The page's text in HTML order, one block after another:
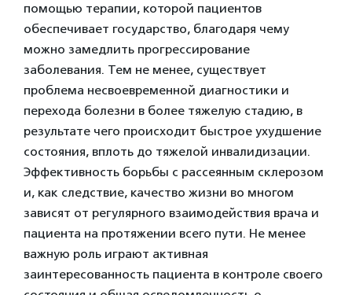
помощью терапии, которой пациентов
обеспечивает государство, благодаря чему
можно замедлить прогрессирование
заболевания. Тем не менее, существует
проблема несвоевременной диагностики и
перехода болезни в более тяжелую стадию, в
результате чего происходит быстрое ухудшение
состояния, вплоть до тяжелой инвалидизации.
Эффективность борьбы с рассеянным склерозом
и, как следствие, качество жизни во многом
зависят от регулярного взаимодействия врача и
пациента на протяжении всего пути. Не менее
важную роль играют активная
заинтересованность пациента в контроле своего